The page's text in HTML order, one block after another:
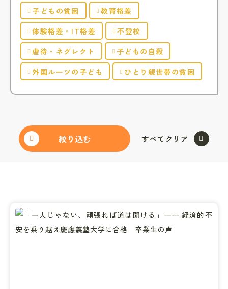
子どもの貧困
教育格差
体験格差・IT格差
不登校
虐待・ネグレクト
子どもの自殺
外国ルーツの子ども
ひとり親世帯の貧困
すべてクリア